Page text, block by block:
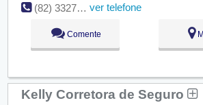
(82) 3327-3914
ver telefone
Comente
Kelly Corretora de Seguro